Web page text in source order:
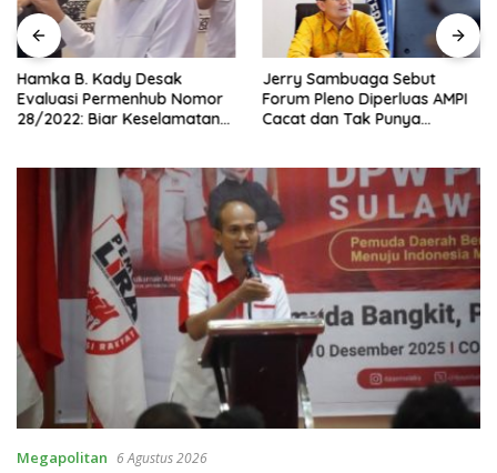
Hamka B. Kady Desak
Evaluasi Permenhub Nomor
28/2022: Biar Keselamatan
Jerry Sambuaga Sebut
Forum Pleno Diperluas AMPI
Cacat dan Tak Punya
Megapolitan 6 Agustus 2026